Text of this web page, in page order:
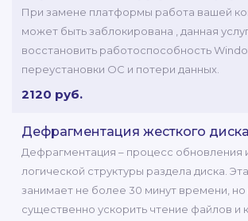
При замене платформы работа вашей
может быть заблокирована , данная
восстановить работоспособность
переустановки ОС и потери данных.
2120 руб.
Дефрагментация жесткого диска
Дефрагментация – процесс обновления
логической структуры раздела диска.
занимает не более 30 минут времени,
существенно ускорить чтение файлов и